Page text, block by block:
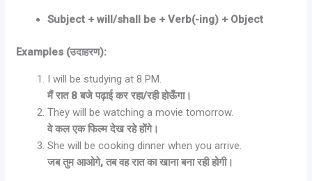
Subject + will/shall be + Verb(-ing) + Object
Examples (उदाहरण):
I will be studying at 8 PM.
मैं रात 8 बजे पढ़ाई कर रहा/रही होऊँगा।
They will be watching a movie tomorrow.
वे कल एक फिल्म देख रहे होंगे।
She will be cooking dinner when you arrive.
जब तुम आओगे, तब वह रात का खाना बना रही होगी।